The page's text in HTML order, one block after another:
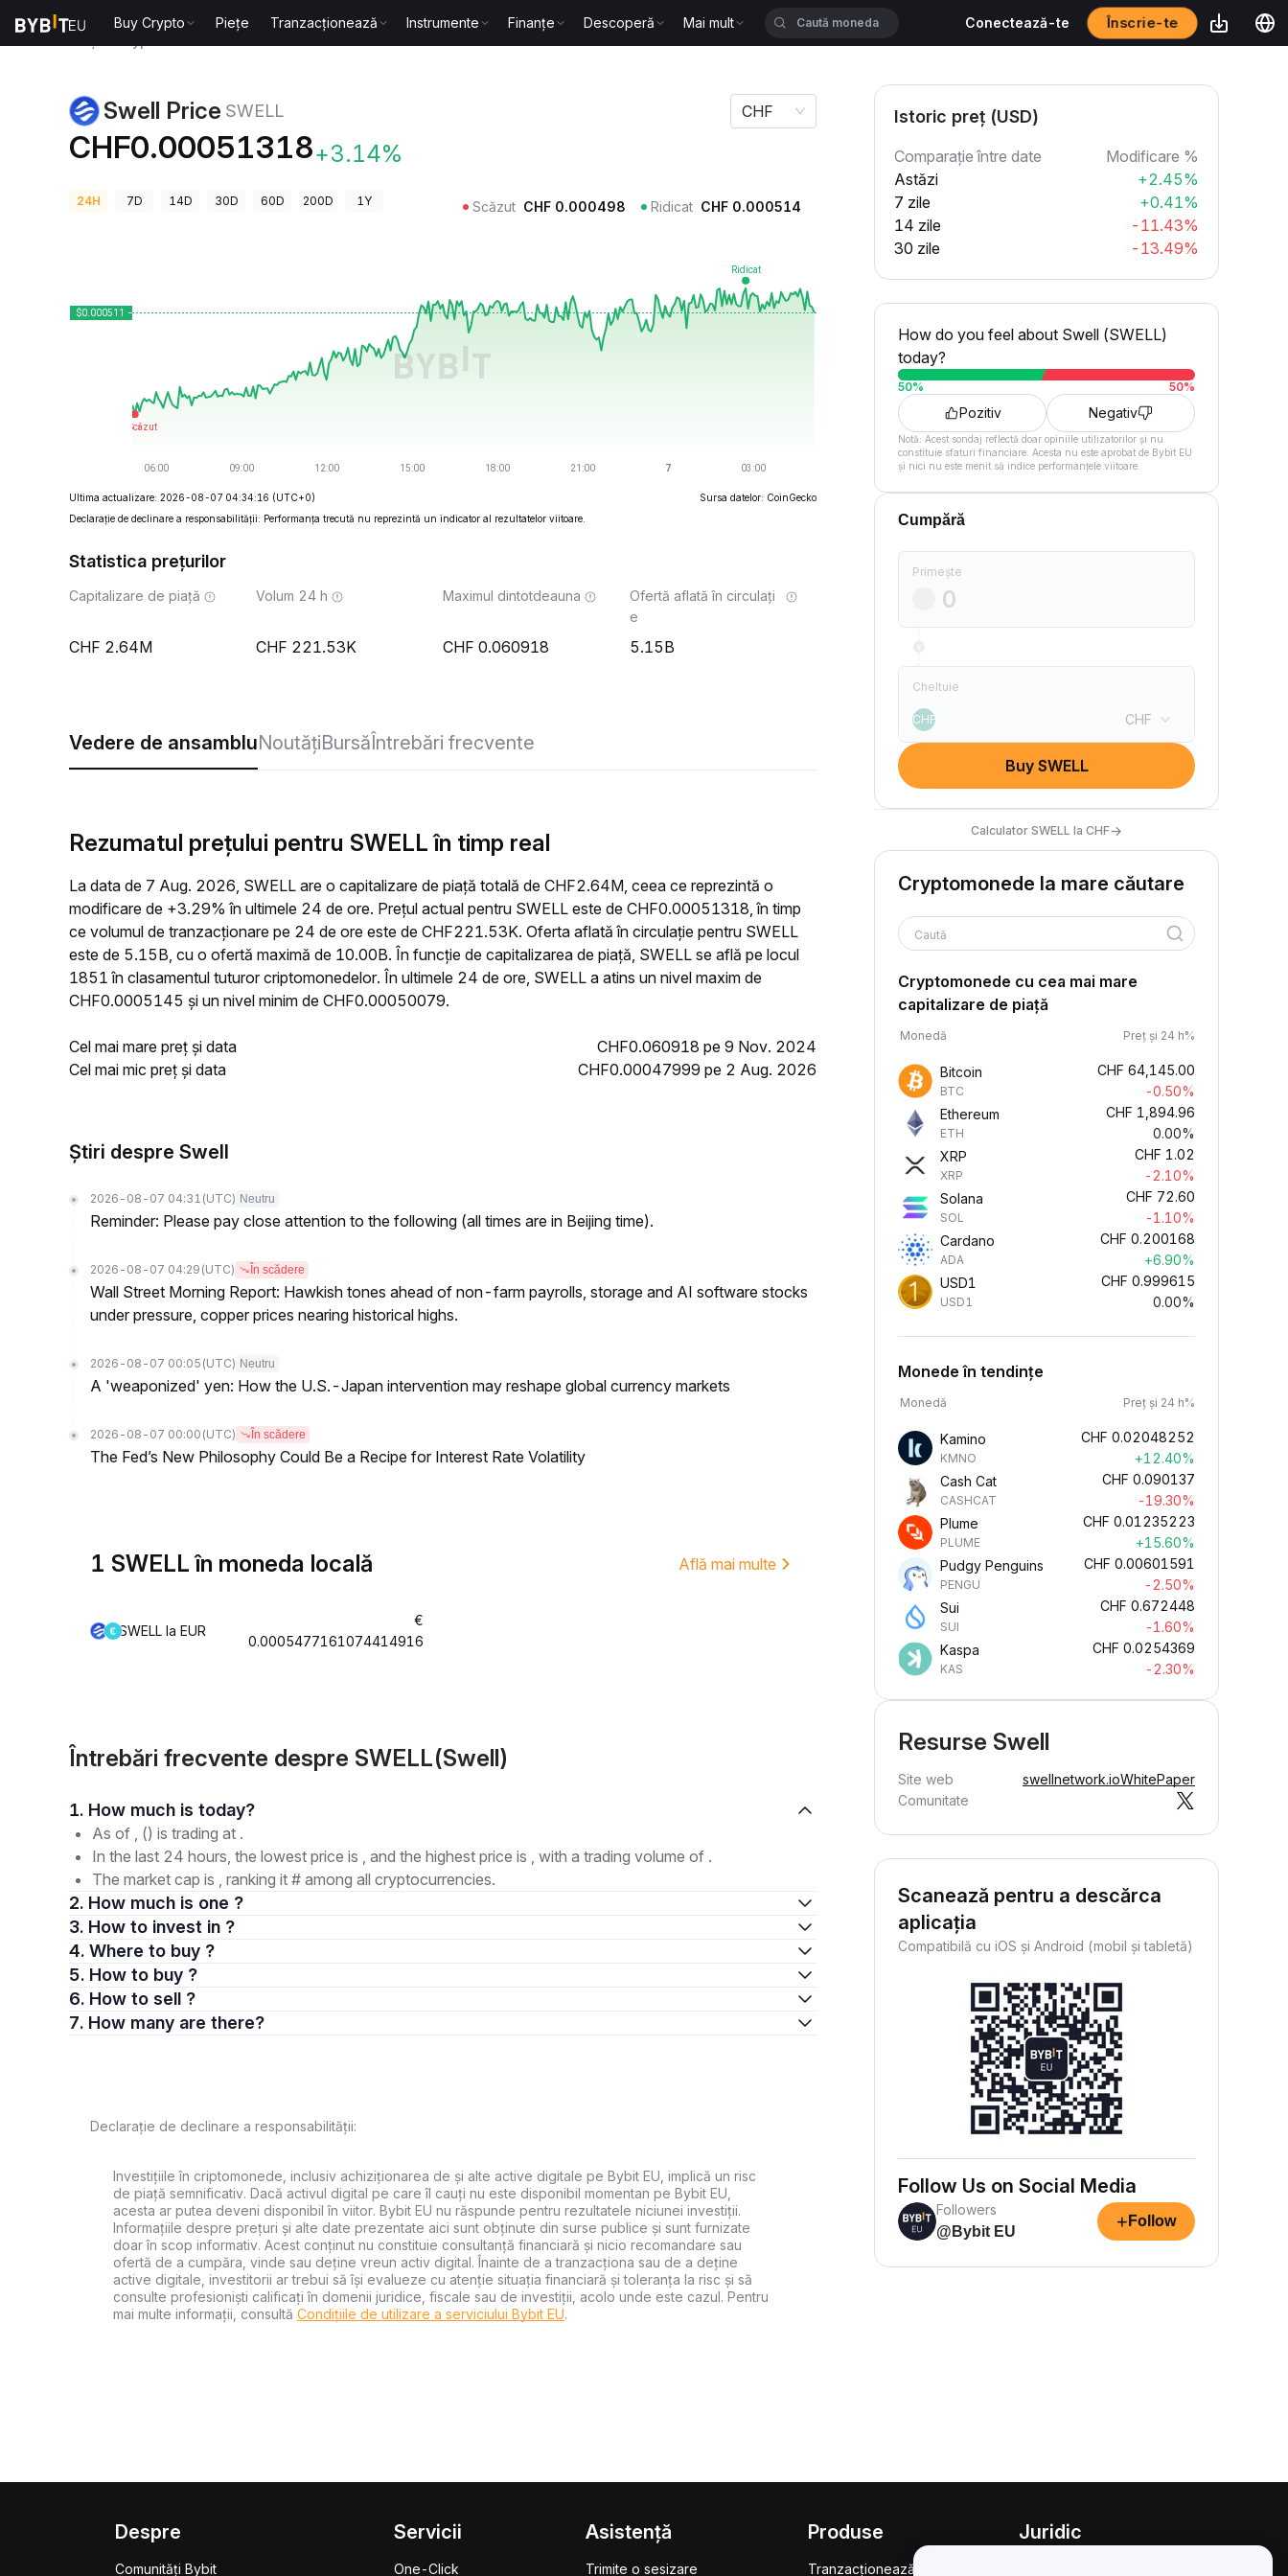
Buy Crypto Piețe Tranzacționează Instrumente Finanțe Descoperă Mai mult Conectează-te Înscrie-te
Swell Price SWELL
CHF0.00051318+3.14%
CHF
24H 7D 14D 30D 60D 200D 1Y Scăzut CHF 0.000498 Ridicat CHF 0.000514
Ultima actualizare: 2026-08-07 04:34:16 (UTC+0)
Sursa datelor: CoinGecko
Declarație de declinare a responsabilității: Performanța trecută nu reprezintă un indicator al rezultatelor viitoare.
Statistica prețurilor
Capitalizare de piață
2.64M
Volum 24 h
221.53K
Maximul dintotdeauna
0.060918
Ofertă aflată în circulați
e
5.15B
Vedere de ansambluNoutățiBursăÎntrebări frecvente
Rezumatul prețului pentru SWELL în timp real
La data de 7 Aug. 2026, SWELL are o capitalizare de piață totală de CHF2.64M, ceea ce reprezintă o
modificare de +3.29% în ultimele 24 de ore. Prețul actual pentru SWELL este de CHF0.00051318, în timp
ce volumul de tranzacționare pe 24 de ore este de CHF221.53K. Oferta aflată în circulație pentru SWELL
este de 5.15B, cu o ofertă maximă de 10.00B. În funcție de capitalizarea de piață, SWELL se află pe locul
1851 în clasamentul tuturor criptomonedelor. În ultimele 24 de ore, SWELL a atins un nivel maxim de
CHF0.0005145 și un nivel minim de CHF0.00050079.
Cel mai mare preț și data
CHF0.060918 pe 9 Nov. 2024
Cel mai mic preț și data
CHF0.00047999 pe 2 Aug. 2026
Știri despre Swell
2026-08-07 04:31 (UTC) Neutru
Reminder: Please pay close attention to the following (all times are in Beijing time).
2026-08-07 04:29 (UTC) În scădere
Wall Street Morning Report: Hawkish tones ahead of non-farm payrolls, storage and AI software stocks
under pressure, copper prices nearing historical highs.
2026-08-07 00:05 (UTC) Neutru
A 'weaponized' yen: How the U.S.-Japan intervention may reshape global currency markets
2026-08-07 00:00 (UTC) În scădere
The Fed’s New Philosophy Could Be a Recipe for Interest Rate Volatility
1 SWELL în moneda locală Află mai multe
SWELL la EUR
€
0.0005477161074414916
Întrebări frecvente despre SWELL(Swell)
1. How much is today?
As of , () is trading at .
In the last 24 hours, the lowest price is , and the highest price is , with a trading volume of .
The market cap is , ranking it # among all cryptocurrencies.
2. How much is one ?
3. How to invest in ?
4. Where to buy ?
5. How to buy ?
6. How to sell ?
7. How many are there?
Declarație de declinare a responsabilității:
Investițiile în criptomonede, inclusiv achiziționarea de și alte active digitale pe Bybit EU, implică un risc
de piață semnificativ. Dacă activul digital pe care îl cauți nu este disponibil momentan pe Bybit EU,
acesta ar putea deveni disponibil în viitor. Bybit EU nu răspunde pentru rezultatele niciunei investiții.
Informațiile despre prețuri și alte date prezentate aici sunt obținute din surse publice și sunt furnizate
doar în scop informativ. Acest conținut nu constituie consultanță financiară și nicio recomandare sau
ofertă de a cumpăra, vinde sau deține vreun activ digital. Înainte de a tranzacționa sau de a deține
active digitale, investitorii ar trebui să își evalueze cu atenție situația financiară și toleranța la risc și să
consulte profesioniști calificați în domenii juridice, fiscale sau de investiții, acolo unde este cazul. Pentru
mai multe informații, consultă Condițiile de utilizare a serviciului Bybit EU.
Istoric preț (USD)
Comparație între date
Modificare %
Astăzi
+2.45%
7 zile
+0.41%
14 zile
-11.43%
30 zile
-13.49%
How do you feel about Swell (SWELL)
today?
50% 50%
Pozitiv Negativ
Notă: Acest sondaj reflectă doar opiniile utilizatorilor și nu
constituie sfaturi financiare. Acesta nu este aprobat de Bybit EU
și nici nu este menit să indice performanțele viitoare.
Cumpără
Primește
Cheltuie
CHF CHF
Buy SWELL
Calculator SWELL la CHF→
Cryptomonede la mare căutare
Caută
Cryptomonede cu cea mai mare
capitalizare de piață
Monedă Preț și 24 h%
Bitcoin
BTC
CHF 64,145.00
-0.50%
Ethereum
ETH
CHF 1,894.96
0.00%
XRP
XRP
CHF 1.02
-2.10%
Solana
SOL
CHF 72.60
-1.10%
Cardano
ADA
CHF 0.200168
+6.90%
USD1
USD1
CHF 0.999615
0.00%
Monede în tendințe
Monedă Preț și 24 h%
Kamino
KMNO
CHF 0.02048252
+12.40%
Cash Cat
CASHCAT
CHF 0.090137
-19.30%
Plume
PLUME
CHF 0.01235223
+15.60%
Pudgy Penguins
PENGU
CHF 0.00601591
-2.50%
Sui
SUI
CHF 0.672448
-1.60%
Kaspa
KAS
CHF 0.0254369
-2.30%
Resurse Swell
Site web swellnetwork.ioWhitePaper
Comunitate
Scanează pentru a descărca
aplicația
Compatibilă cu iOS și Android (mobil și tabletă)
Follow Us on Social Media
Followers
@Bybit EU
+ Follow
Despre
Comunități Bybit
Servicii
One-Click
Asistență
Trimite o sesizare
Produse
Tranzacționează
Juridic